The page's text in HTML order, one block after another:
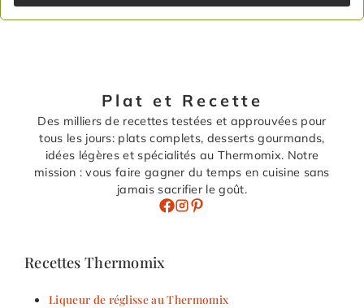
Plat et Recette
Des milliers de recettes testées et approuvées pour
tous les jours: plats complets, desserts gourmands,
idées légères et spécialités au Thermomix. Notre
mission : vous faire gagner du temps en cuisine sans
jamais sacrifier le goût.
Recettes Thermomix
Liqueur de réglisse au Thermomix